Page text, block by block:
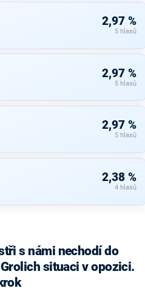
2,97 %
5 hlasů
2,97 %
5 hlasů
2,97 %
5 hlasů
2,38 %
4 hlasů
s námi nechodí do
situaci v opozici.